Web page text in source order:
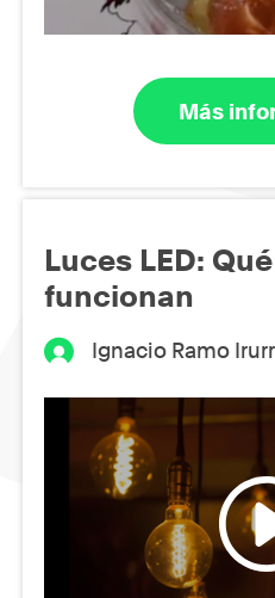
Más
Luces LED:
funcionan
Ignacio Ramo